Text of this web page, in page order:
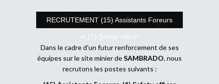
RECRUTEMENT (15) Assistants Foreurs
et (1) Safety officer
Dans le cadre d’un futur renforcement de ses
équipes sur le site minier deSAMBRADO, nous
recrutons les postes suivants :